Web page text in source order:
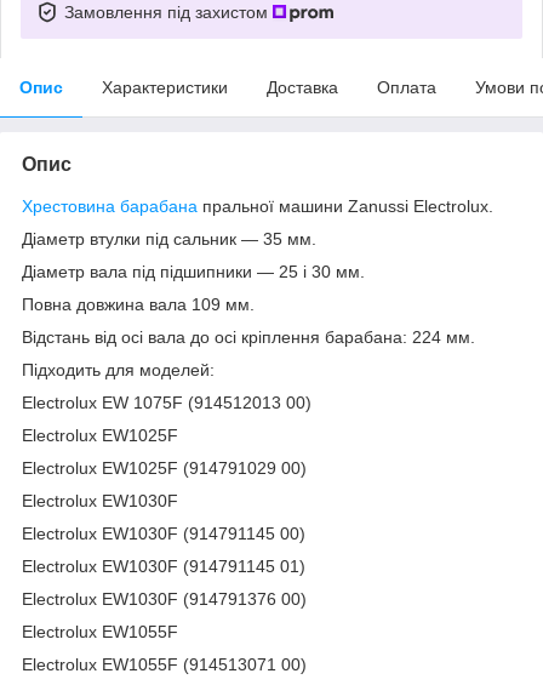
Замовлення під захистом
Опис Характеристики Доставка Оплата Умови
Опис
Хрестовина барабана пральної машини Zanussi Electrolux.
Діаметр втулки під сальник — 35 мм.
Діаметр вала під підшипники — 25 і 30 мм.
Повна довжина вала 109 мм.
Відстань від осі вала до осі кріплення барабана: 224 мм.
Підходить для моделей:
Electrolux EW 1075F (914512013 00)
Electrolux EW1025F
Electrolux EW1025F (914791029 00)
Electrolux EW1030F
Electrolux EW1030F (914791145 00)
Electrolux EW1030F (914791145 01)
Electrolux EW1030F (914791376 00)
Electrolux EW1055F
Electrolux EW1055F (914513071 00)